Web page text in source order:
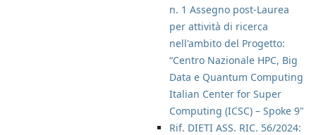
n. 1 Assegno post-Laurea
per attività di ricerca
nell'ambito del Progetto:
“Centro Nazionale HPC, Big
Data e Quantum Computing
Italian Center for Super
Computing (ICSC) – Spoke 9"
Rif. DIETI ASS. RIC. 56/2024: